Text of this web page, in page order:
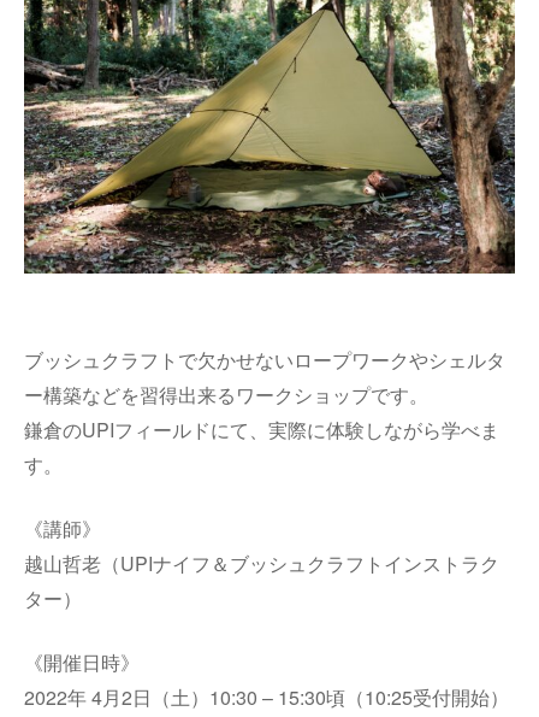
ブッシュクラフトで欠かせないロープワークやシェルタ
ー構築などを習得出来るワークショップです。
鎌倉のUPIフィールドにて、実際に体験しながら学べま
す。
《講師》
越山哲老（UPIナイフ＆ブッシュクラフトインストラク
ター）
《開催日時》
2022年 4月2日（土）10:30 – 15:30頃（10:25受付開始）